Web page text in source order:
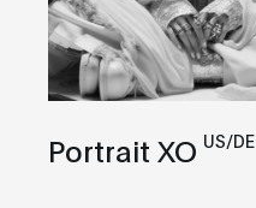
Portrait XO US/DE